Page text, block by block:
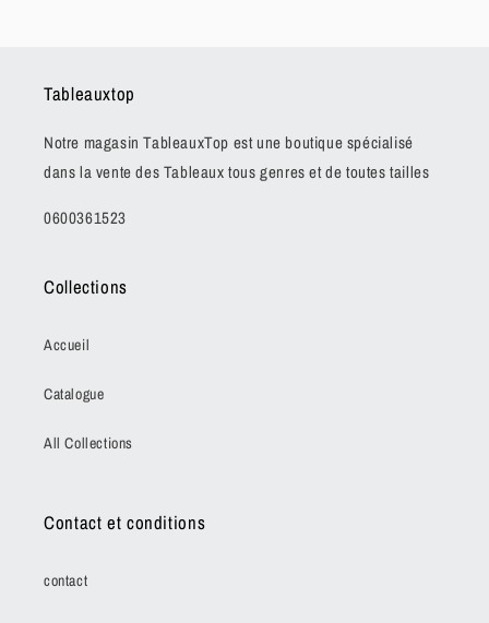
Tableauxtop
Notre magasin TableauxTop est une boutique spécialisé
dans la vente des Tableaux tous genres et de toutes tailles
0600361523
Collections
Accueil
Catalogue
All Collections
Contact et conditions
contact